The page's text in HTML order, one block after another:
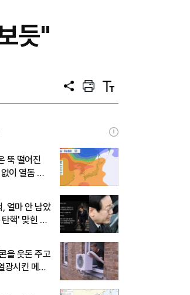
듯"
공
프
트
텍
트
뚝 떨어진
이 열돔 박
얼마 안 남았
핵' 맞힌 무
을 웃돈 주고
광시킨 메이